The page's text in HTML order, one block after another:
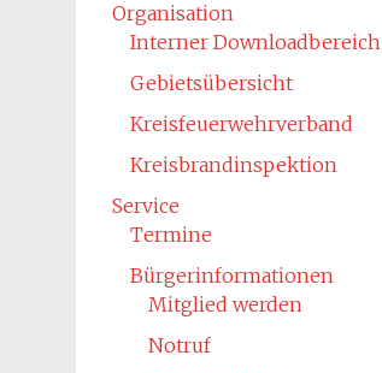
Organisation
Interner Downloadbereich
Gebietsübersicht
Kreisfeuerwehrverband
Kreisbrandinspektion
Service
Termine
Bürgerinformationen
Mitglied werden
Notruf